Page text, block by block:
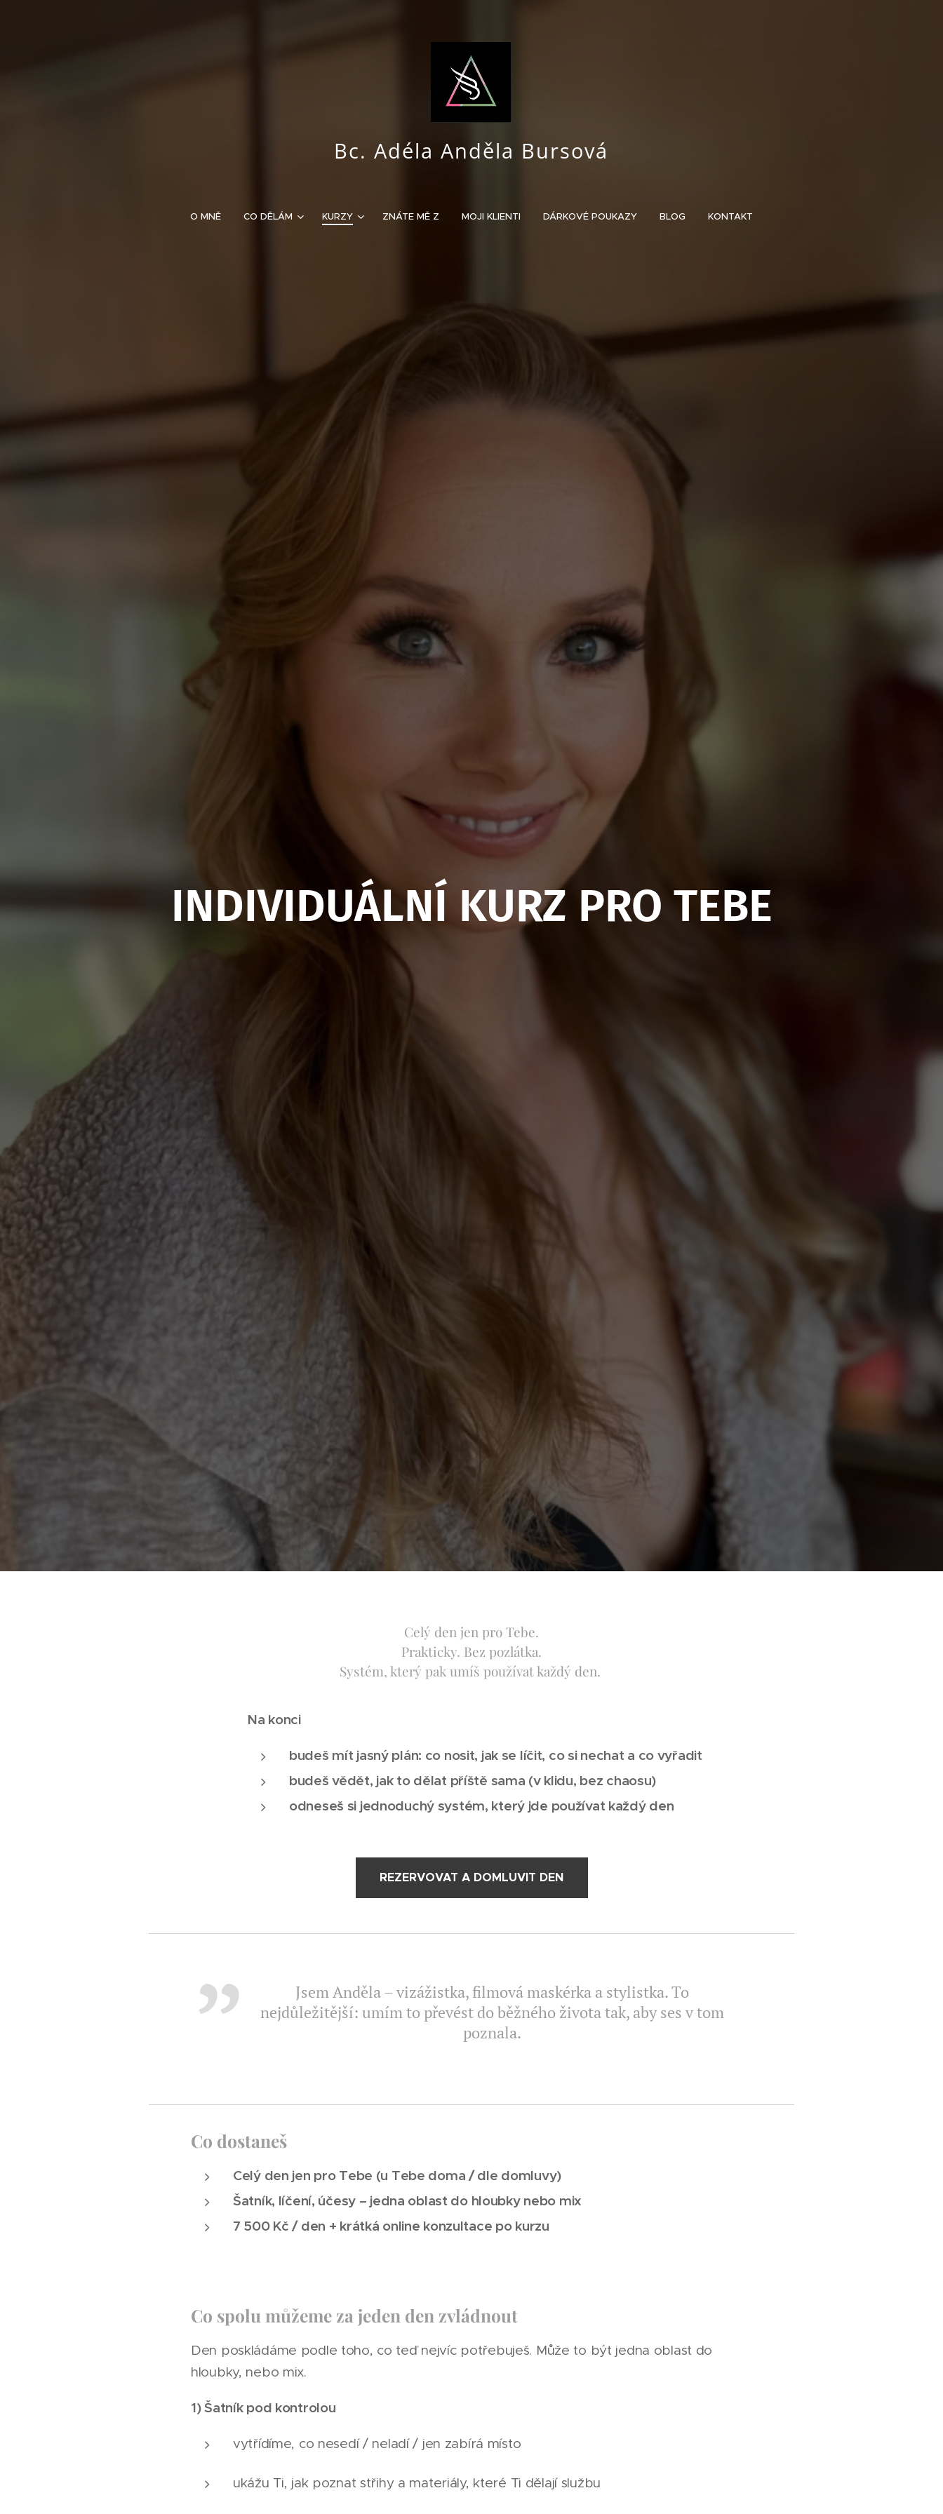
Bc. Adéla Anděla Bursová
O MNĚ CO DĚLÁM KURZY ZNÁTE MĚ Z MOJI KLIENTI DÁRKOVÉ POUKAZY BLOG KONTAKT
INDIVIDUÁLNÍ KURZ PRO TEBE
Celý den jen pro Tebe.
Prakticky. Bez pozlátka.
Systém, který pak umíš používat každý den.
Na konci
budeš mít jasný plán: co nosit, jak se líčit, co si nechat a co vyřadit
budeš vědět, jak to dělat příště sama (v klidu, bez chaosu)
odneseš si jednoduchý systém, který jde používat každý den
REZERVOVAT A DOMLUVIT DEN
Jsem Anděla – vizážistka, filmová maskérka a stylistka. To
nejdůležitější: umím to převést do běžného života tak, aby ses v tom
poznala.
Co dostaneš
Celý den jen pro Tebe (u Tebe doma / dle domluvy)
Šatník, líčení, účesy – jedna oblast do hloubky nebo mix
7 500 Kč / den + krátká online konzultace po kurzu
Co spolu můžeme za jeden den zvládnout
Den poskládáme podle toho, co teď nejvíc potřebuješ. Může to být jedna oblast do
hloubky, nebo mix.
1) Šatník pod kontrolou
vytřídíme, co nesedí / neladí / jen zabírá místo
ukážu Ti, jak poznat střihy a materiály, které Ti dělají službu